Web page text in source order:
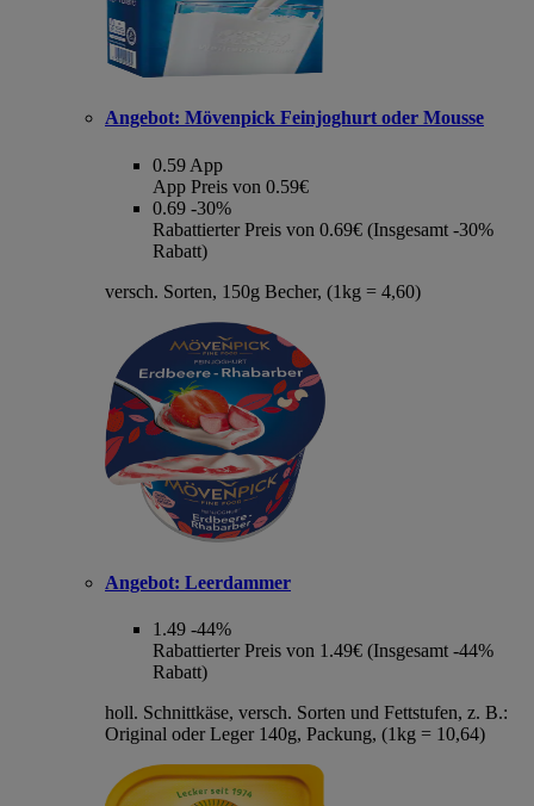
Angebot: Mövenpick Feinjoghurt oder Mousse
0.59 App
App Preis von 0.59€
0.69 -30%
Rabattierter Preis von 0.69€ (Insgesamt -30%
Rabatt)
versch. Sorten, 150g Becher, (1kg = 4,60)
Angebot: Leerdammer
1.49 -44%
Rabattierter Preis von 1.49€ (Insgesamt -44%
Rabatt)
holl. Schnittkäse, versch. Sorten und Fettstufen, z. B.:
Original oder Leger 140g, Packung, (1kg = 10,64)